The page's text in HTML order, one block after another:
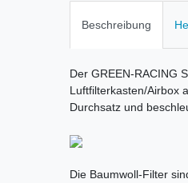
Beschreibung
Der GREEN-RACING
Luftfilterkasten/Airbox
Durchsatz und
Die Baumwoll-Filter